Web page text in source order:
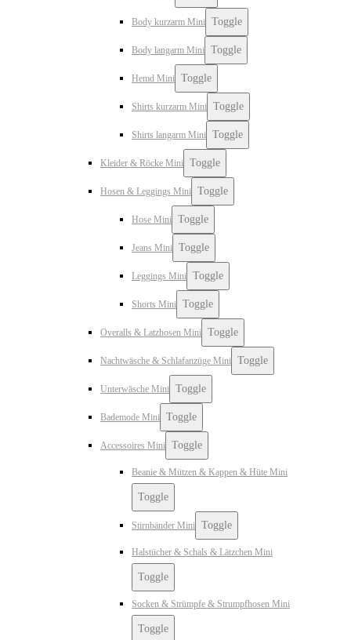
Body kurzarm Mini Toggle
Body langarm Mini Toggle
Hemd Mini Toggle
Shirts kurzarm Mini Toggle
Shirts langarm Mini Toggle
Kleider & Röcke Mini Toggle
Hosen & Leggings Mini Toggle
Hose Mini Toggle
Jeans Mini Toggle
Leggings Mini Toggle
Shorts Mini Toggle
Overalls & Latzhosen Mini Toggle
Nachtwäsche & Schlafanzüge Mini Toggle
Unterwäsche Mini Toggle
Bademode Mini Toggle
Accessoires Mini Toggle
Beanie & Mützen & Kappen & Hüte Mini
Toggle
Stirnbänder Mini Toggle
Halstücher & Schals & Lätzchen Mini
Toggle
Socken & Strümpfe & Strumpfhosen Mini
Toggle